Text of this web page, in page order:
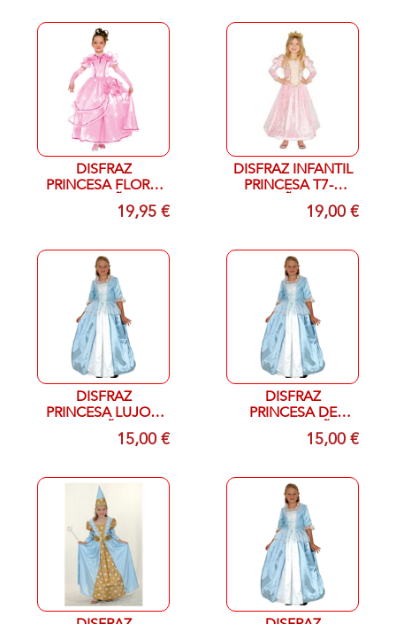
DISFRAZ
PRINCESA FLOR T
10-12 AÑOS19,95 €
DISFRAZ INFANTIL
PRINCESA T7-9
AÑOS19,00 €
DISFRAZ
PRINCESA LUJO T
7-9 AÑOS15,00 €
DISFRAZ
PRINCESA DE
LUXO T 5-6 AÑOS
15,00 €